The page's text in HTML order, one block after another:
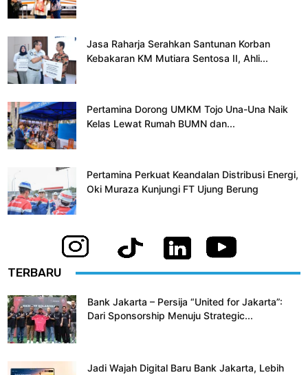
Jasa Raharja Serahkan Santunan Korban
Kebakaran KM Mutiara Sentosa II, Ahli...
Pertamina Dorong UMKM Tojo Una-Una Naik
Kelas Lewat Rumah BUMN dan...
Pertamina Perkuat Keandalan Distribusi Energi,
Oki Muraza Kunjungi FT Ujung Berung
TERBARU
Bank Jakarta – Persija “United for Jakarta”:
Dari Sponsorship Menuju Strategic...
Jadi Wajah Digital Baru Bank Jakarta, Lebih